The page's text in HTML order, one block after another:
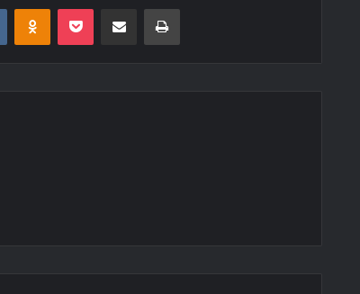
VKontakteOdnoklassniki
Pocket E-Posta ile paylaş Yazdır